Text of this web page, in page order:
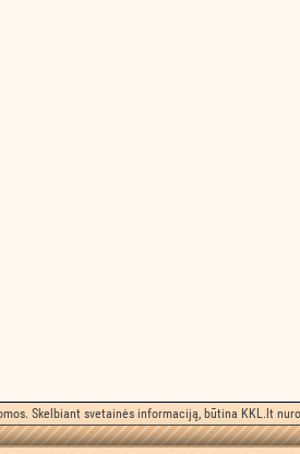
Skelbiant svetainės informaciją, būtina KKL.lt